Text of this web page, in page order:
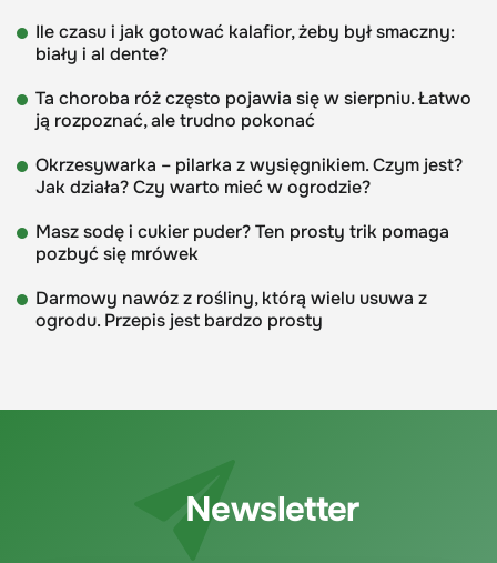
Ile czasu i jak gotować kalafior, żeby był smaczny:
biały i al dente?
Ta choroba róż często pojawia się w sierpniu. Łatwo
ją rozpoznać, ale trudno pokonać
Okrzesywarka – pilarka z wysięgnikiem. Czym jest?
Jak działa? Czy warto mieć w ogrodzie?
Masz sodę i cukier puder? Ten prosty trik pomaga
pozbyć się mrówek
Darmowy nawóz z rośliny, którą wielu usuwa z
ogrodu. Przepis jest bardzo prosty
Newsletter